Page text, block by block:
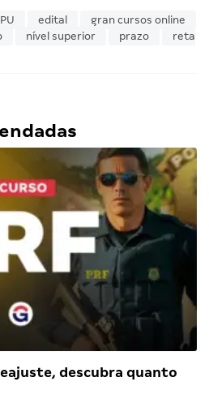
edital
gran cursos online
nível superior prazo
reta
descubra quanto